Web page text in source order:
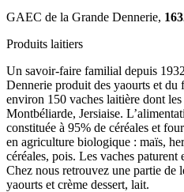
GAEC de la Grande Dennerie,
Produits laitiers
Un savoir-faire familial depuis
Dennerie produit des yaourts et du
environ 150 vaches laitière dont les
Montbéliarde, Jersiaise.
constituée à 95% de céréales et
en agriculture biologique : maïs,
céréales, pois. Les vaches paturent
Chez nous retrouvez une partie de
yaourts et crème dessert, lait.